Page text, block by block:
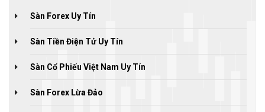
Sàn Forex Uy Tín
Sàn Tiền Điện Tử Uy Tín
Sàn Cổ Phiếu Việt Nam Uy Tín
Sàn Forex Lừa Đảo